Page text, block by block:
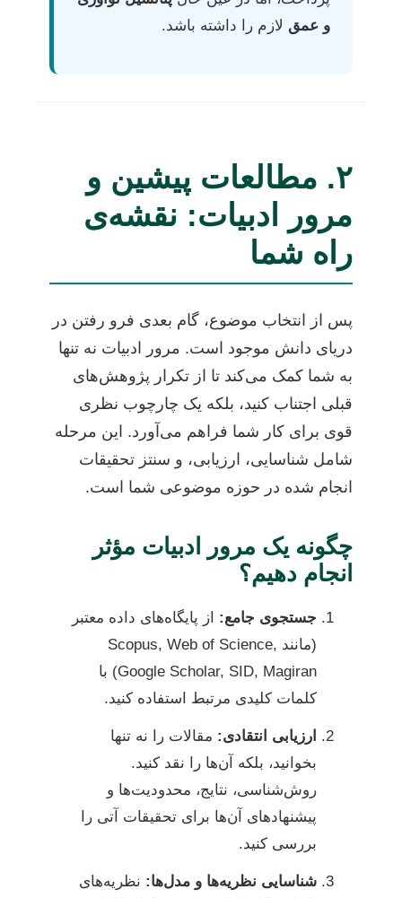
و عمق لازم را داشته باشد.
۲. مطالعات پیشین و
مرور ادبیات: نقشه‌ی
راه شما
پس از انتخاب موضوع، گام بعدی فرو رفتن در
دریای دانش موجود است. مرور ادبیات نه تنها
به شما کمک می‌کند تا از تکرار پژوهش‌های
قبلی اجتناب کنید، بلکه یک چارچوب نظری
قوی برای کار شما فراهم می‌آورد. این مرحله
شامل شناسایی، ارزیابی، و سنتز تحقیقات
انجام شده در حوزه موضوعی شما است.
چگونه یک مرور ادبیات مؤثر
انجام دهیم؟
جستجوی جامع: از پایگاه‌های داده معتبر
(مانند Scopus, Web of Science,
Google Scholar, SID, Magiran) با
کلمات کلیدی مرتبط استفاده کنید.
ارزیابی انتقادی: مقالات را نه تنها
بخوانید، بلکه آن‌ها را نقد کنید.
روش‌شناسی، نتایج، محدودیت‌ها و
پیشنهادهای آن‌ها برای تحقیقات آتی را
بررسی کنید.
شناسایی نظریه‌ها و مدل‌ها: نظریه‌های